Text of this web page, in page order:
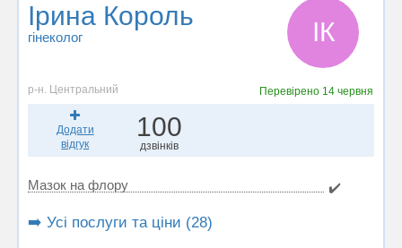
Ірина Король
гінеколог ІК
р-н. Центральний Перевірено 14 червня
Додати
відгук
100
дзвінків
Мазок на флору ✔️
➡️ Усі послуги та ціни (28)